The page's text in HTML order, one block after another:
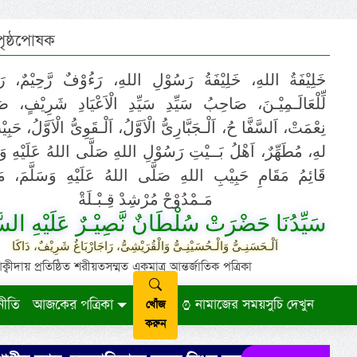
خَلِيْفَةُ اللهِ، خَلِيْفَةُ رَسُوْلِ اللهِ، رَءُوْفٌ رَّحِيْمٌ،
لِّلْعَالَـمِيْـنَ، صَاحِبُ سَيِّدِ سَيِّدِ الْاَعْيَادِ شَرِيْفٍ،
نِعْمَتْ، اَلسَّفَّا حُ، اَلْـجَبَّارِىُّ الْاَوَّلُ، اَلْـقَوِىُّ الْاَوَّلُ،
لهِ، مُطَهِّرٌ، اَهْلُ بَــيْتِ رَسُوْلِ اللهِ صَلَّى اللهُ عَلَيْهِ
قَائِمُ مَقَامِ حَبِيْبِ اللهِ صَلَّى اللهُ عَلَيْهِ وَسَلَّمَ،
مَـمْدُوْحْ مُرْشِدْ قِـبْـلَةْ
سَيِّدُنَا حَضْرَتْ سُلْطَانٌ نَّصِيْـرٌ عَلَيْهِ
اَلْـحَسَنِـىُّ وَالْـحُسَيْنِـىُّ وَالْقُرَيْشِىُّ، رَاجَارْبَاغُ شَرِيْفٌ، دَاكَا
প্রতিষ্ঠিত শরীয়তসম্মত একমাত্র আন্তর্জাতিক পত্রিকা
আজকের পত্রিকা
খোঁজ
করুন
নামাজের সময়সুচি দেখুন